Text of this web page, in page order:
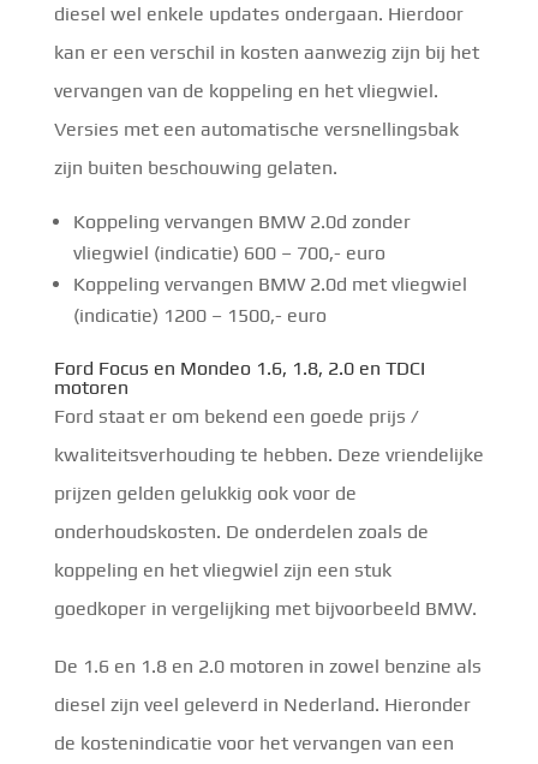
diesel wel enkele updates ondergaan. Hierdoor
kan er een verschil in kosten aanwezig zijn bij het
vervangen van de koppeling en het vliegwiel.
Versies met een automatische versnellingsbak
zijn buiten beschouwing gelaten.
Koppeling vervangen BMW 2.0d zonder
vliegwiel (indicatie) 600 – 700,- euro
Koppeling vervangen BMW 2.0d met vliegwiel
(indicatie) 1200 – 1500,- euro
Ford Focus en Mondeo 1.6, 1.8, 2.0 en TDCI
motoren
Ford staat er om bekend een goede prijs /
kwaliteitsverhouding te hebben. Deze vriendelijke
prijzen gelden gelukkig ook voor de
onderhoudskosten. De onderdelen zoals de
koppeling en het vliegwiel zijn een stuk
goedkoper in vergelijking met bijvoorbeeld BMW.
De 1.6 en 1.8 en 2.0 motoren in zowel benzine als
diesel zijn veel geleverd in Nederland. Hieronder
de kostenindicatie voor het vervangen van een